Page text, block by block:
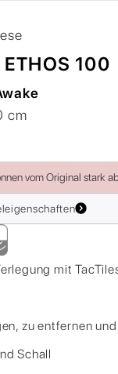
100
cm
vom Original stark
mit
zu entfernen
Schall